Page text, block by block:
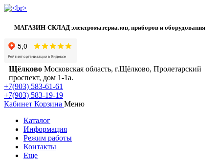
МАГАЗИН-СКЛАД электроматериалов, приборов и оборудования
Щёлково Московская область, г.Щёлково, Пролетарский
проспект, дом 1‑1а.
+7(903) 583-61-61
+7(903) 583-19-19
Кабинет Корзина Меню
Каталог
Информация
Режим работы
Контакты
Еще